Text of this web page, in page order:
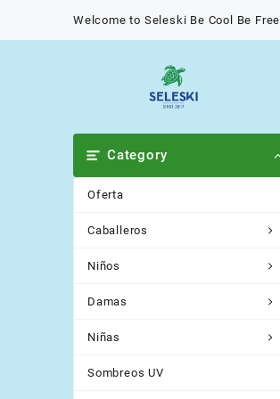
Welcome to Seleski Be Cool Be Free
Category
Oferta
Caballeros
Niños
Damas
Niñas
Sombreos UV